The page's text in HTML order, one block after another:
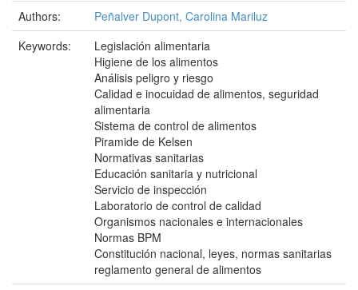
Authors:
Peñalver Dupont, Carolina Mariluz
Keywords:
Legislación alimentaria
Higiene de los alimentos
Análisis peligro y riesgo
Calidad e inocuidad de alimentos, seguridad
alimentaria
Sistema de control de alimentos
Piramide de Kelsen
Normativas sanitarias
Educación sanitaria y nutricional
Servicio de inspección
Laboratorio de control de calidad
Organismos nacionales e internacionales
Normas BPM
Constitución nacional, leyes, normas sanitarias
reglamento general de alimentos